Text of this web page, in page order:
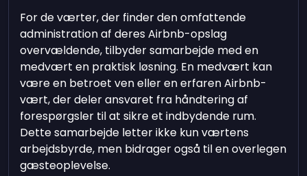
For de værter, der finder den omfattende
administration af deres Airbnb-opslag
overvældende, tilbyder samarbejde med en
medvært en praktisk løsning. En medvært kan
være en betroet ven eller en erfaren Airbnb-
vært, der deler ansvaret fra håndtering af
forespørgsler til at sikre et indbydende rum.
Dette samarbejde letter ikke kun værtens
arbejdsbyrde, men bidrager også til en overlegen
gæsteoplevelse.